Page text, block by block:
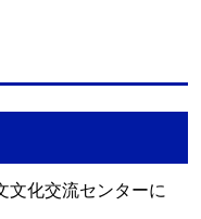
文化交流センターに